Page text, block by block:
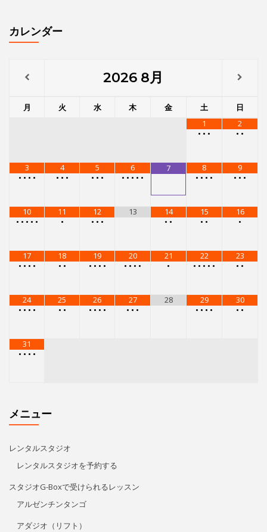
カレンダー
2026 8月
月 火 水 木 金 土
日
1
• • •
2
• •
3
• • • •
4
• • •
5
• • •
6
• • • • •
7
8
• • • •
9
• • •
10
• • • • •
11
•
12
• • •
13
14
• •
15
• •
16
•
17
• • • •
18
• •
19
• • • •
20
• • • •
21
•
22
• • • • •
23
• •
24
• • • •
25
• •
26
• • • •
27
• • •
28
29
• • • •
30
• •
31
• • • •
メニュー
レンタルスタジオ
レンタルスタジオを予約する
スタジオG-Boxで受けられるレッスン
アルゼンチンタンゴ
アダジオ（リフト）